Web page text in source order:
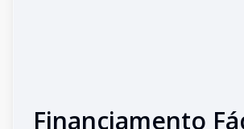
Financiamento